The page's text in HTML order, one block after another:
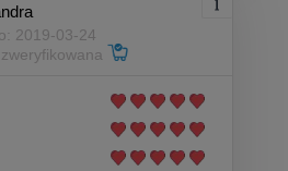
2019-03-24